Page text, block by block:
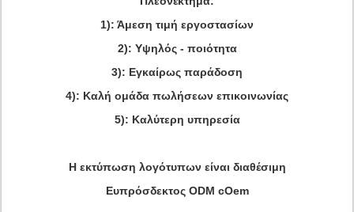
1): Άμεση τιμή εργοστασίων
2): Υψηλός - ποιότητα
3): Εγκαίρως παράδοση
4): Καλή ομάδα πωλήσεων επικοινωνίας
5): Καλύτερη υπηρεσία
Η εκτύπωση λογότυπων είναι διαθέσιμη
Ευπρόσδεκτος ODM cOem